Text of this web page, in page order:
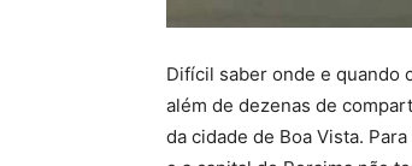
Difícil saber onde e quando
além de dezenas de
da cidade de Boa Vista.